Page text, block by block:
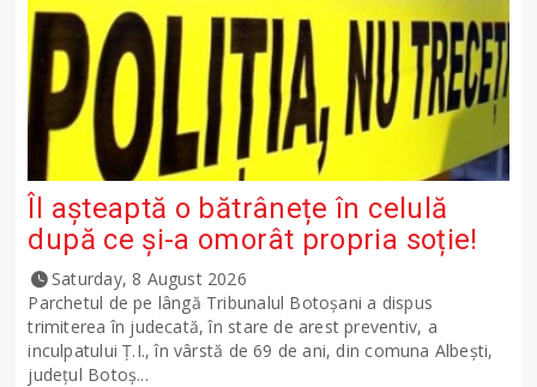
Îl așteaptă o bătrânețe în celulă
după ce și-a omorât propria soție!
Saturday, 8 August 2026
Parchetul de pe lângă Tribunalul Botoşani a dispus
trimiterea în judecată, în stare de arest preventiv, a
inculpatului Ț.I., în vârstă de 69 de ani, din comuna Albești,
județul Botoș...